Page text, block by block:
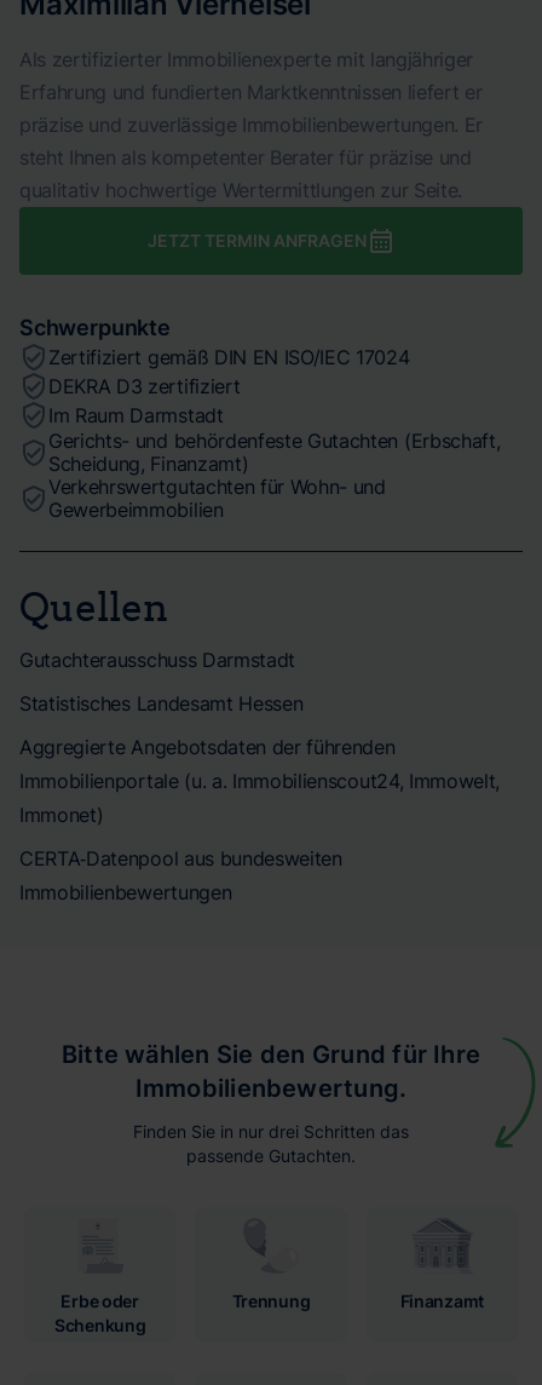
Als zertifizierter Immobilienexperte mit langjähriger
Erfahrung und fundierten Marktkenntnissen liefert er
präzise und zuverlässige Immobilienbewertungen. Er
steht Ihnen als kompetenter Berater für präzise und
qualitativ hochwertige Wertermittlungen zur Seite.
JETZT TERMIN ANFRAGEN
Schwerpunkte
Zertifiziert gemäß DIN EN ISO/IEC 17024
DEKRA D3 zertifiziert
Im Raum Darmstadt
Gerichts- und behördenfeste Gutachten (Erbschaft,
Scheidung, Finanzamt)
Verkehrswertgutachten für Wohn- und
Gewerbeimmobilien
Quellen
Gutachterausschuss Darmstadt
Statistisches Landesamt Hessen
Aggregierte Angebotsdaten der führenden
Immobilienportale (u. a. Immobilienscout24, Immowelt,
Immonet)
CERTA‑Datenpool aus bundesweiten
Immobilienbewertungen
Bitte wählen Sie den Grund für Ihre
Immobilienbewertung.
Finden Sie in nur drei Schritten das
passende Gutachten.
Erbe oder
Schenkung
Trennung Finanzamt